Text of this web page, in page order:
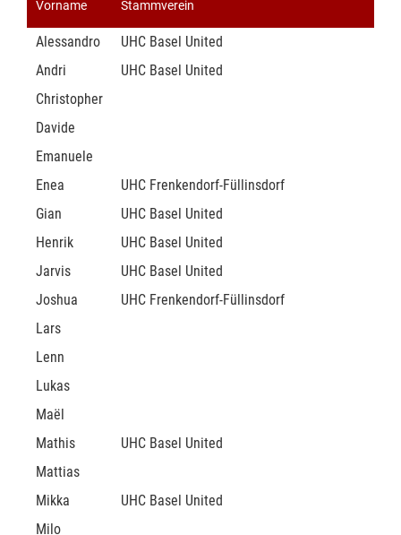
Vorname Stammverein
Alessandro
UHC Basel United
Andri
UHC Basel United
Christopher
Davide
Emanuele
Enea
UHC Frenkendorf-Füllinsdorf
Gian
UHC Basel United
Henrik
UHC Basel United
Jarvis
UHC Basel United
Joshua
UHC Frenkendorf-Füllinsdorf
Lars
Lenn
Lukas
Maël
Mathis
UHC Basel United
Mattias
Mikka
UHC Basel United
Milo